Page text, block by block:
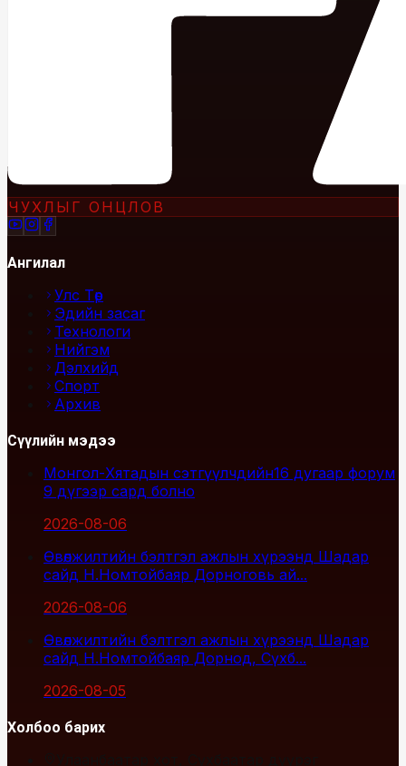
ЧУХЛЫГ ОНЦЛОВ
Ангилал
Улс Төр
Эдийн засаг
Технологи
Нийгэм
Дэлхийд
Спорт
Архив
Сүүлийн мэдээ
Монгол-Хятадын сэтгүүлчдийн16 дугаар форум
9 дүгээр сард болно
2026-08-06
Өвөлжилтийн бэлтгэл ажлын хүрээнд Шадар
сайд Н.Номтойбаяр Дорноговь ай...
2026-08-06
Өвөлжилтийн бэлтгэл ажлын хүрээнд Шадар
сайд Н.Номтойбаяр Дорнод, Сүхб...
2026-08-05
Холбоо барих